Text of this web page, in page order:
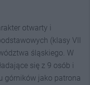
otwarty i
(klasy VII
śląskiego. W
się z 9 osób i
górników jako patrona